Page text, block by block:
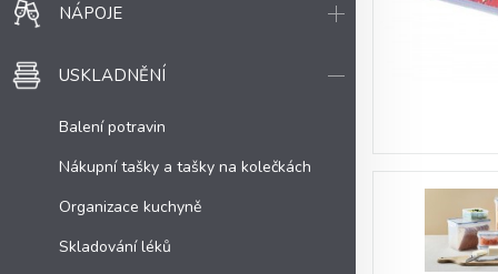
NÁPOJE
USKLADNĚNÍ
Balení potravin
Nákupní tašky a tašky na kolečkách
Organizace kuchyně
Skladování léků